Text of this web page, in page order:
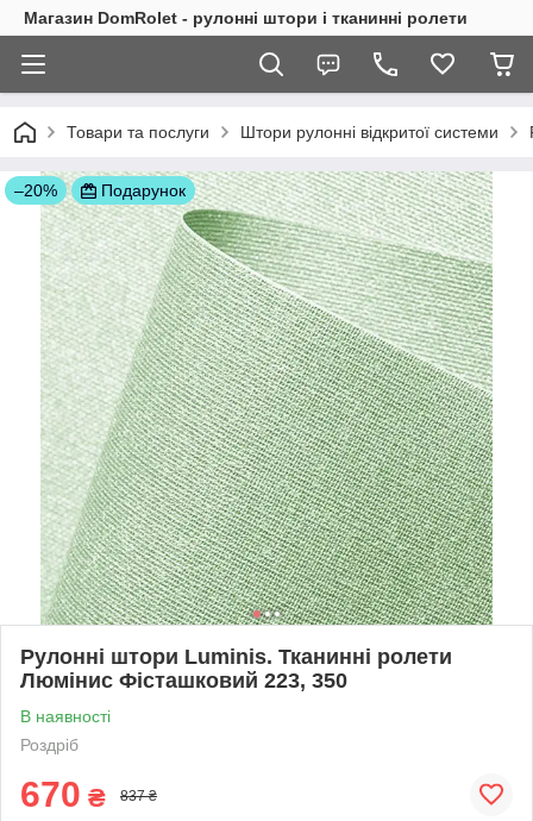
Магазин DomRolet - рулонні штори і тканинні ролети
Товари та послуги Штори рулонні відкритої системи
–20% Подарунок
Рулонні штори Luminis. Тканинні ролети
Люмінис Фісташковий 223, 350
В наявності
Роздріб
670 ₴ 837 ₴